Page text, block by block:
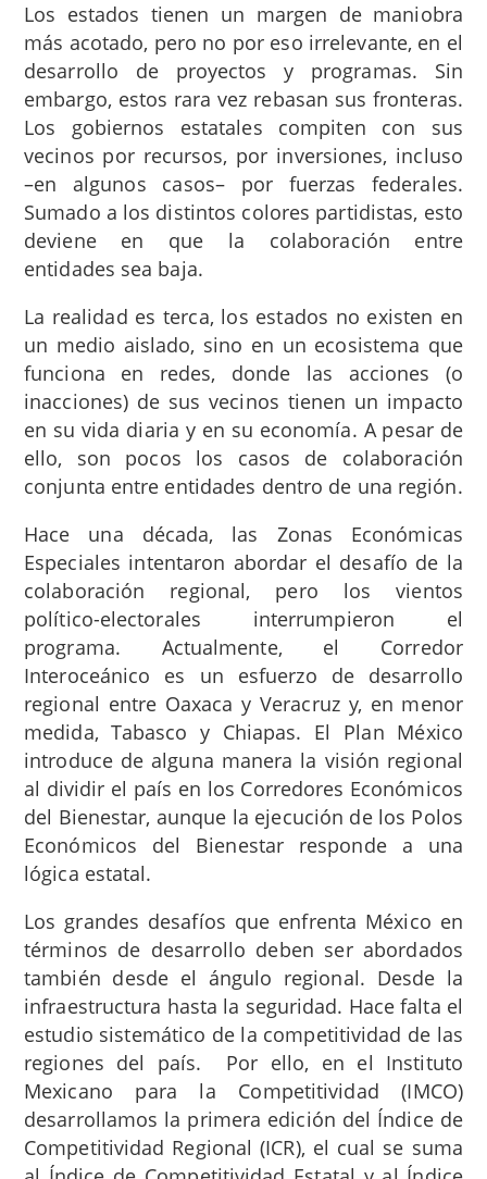
Los estados tienen un margen de maniobra
más acotado, pero no por eso irrelevante, en el
desarrollo de proyectos y programas. Sin
embargo, estos rara vez rebasan sus fronteras.
Los gobiernos estatales compiten con sus
vecinos por recursos, por inversiones, incluso
–en algunos casos– por fuerzas federales.
Sumado a los distintos colores partidistas, esto
deviene en que la colaboración entre
entidades sea baja.
La realidad es terca, los estados no existen en
un medio aislado, sino en un ecosistema que
funciona en redes, donde las acciones (o
inacciones) de sus vecinos tienen un impacto
en su vida diaria y en su economía. A pesar de
ello, son pocos los casos de colaboración
conjunta entre entidades dentro de una región.
Hace una década, las Zonas Económicas
Especiales intentaron abordar el desafío de la
colaboración regional, pero los vientos
político-electorales interrumpieron el
programa. Actualmente, el Corredor
Interoceánico es un esfuerzo de desarrollo
regional entre Oaxaca y Veracruz y, en menor
medida, Tabasco y Chiapas. El Plan México
introduce de alguna manera la visión regional
al dividir el país en los Corredores Económicos
del Bienestar, aunque la ejecución de los Polos
Económicos del Bienestar responde a una
lógica estatal.
Los grandes desafíos que enfrenta México en
términos de desarrollo deben ser abordados
también desde el ángulo regional. Desde la
infraestructura hasta la seguridad. Hace falta el
estudio sistemático de la competitividad de las
regiones del país. Por ello, en el Instituto
Mexicano para la Competitividad (IMCO)
desarrollamos la primera edición del Índice de
Competitividad Regional (ICR), el cual se suma